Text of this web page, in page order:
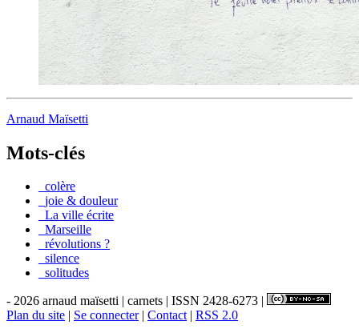
Arnaud Maïsetti
Mots-clés
_colère
_joie & douleur
_La ville écrite
_Marseille
_révolutions ?
_silence
_solitudes
- 2026 arnaud maïsetti | carnets | ISSN 2428-6273 |
Plan du site
Se connecter| Contact| RSS 2.0